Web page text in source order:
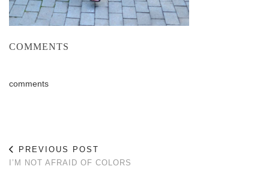
COMMENTS
comments
PREVIOUS POST
I’M NOT AFRAID OF COLORS